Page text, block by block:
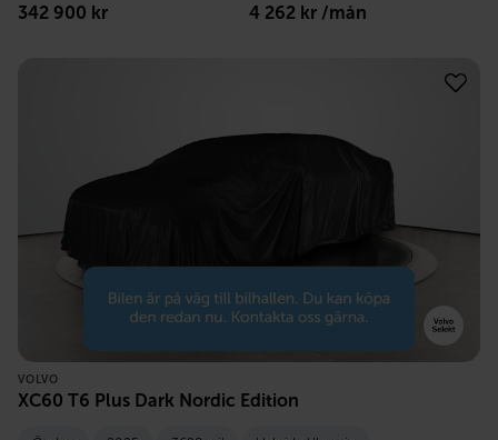
342 900 kr 4 262 kr /mån
VOLVO
XC60 T6 Plus Dark Nordic Edition